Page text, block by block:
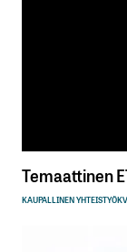
Temaattinen
KAUPALLINEN YHTEISTYÖ